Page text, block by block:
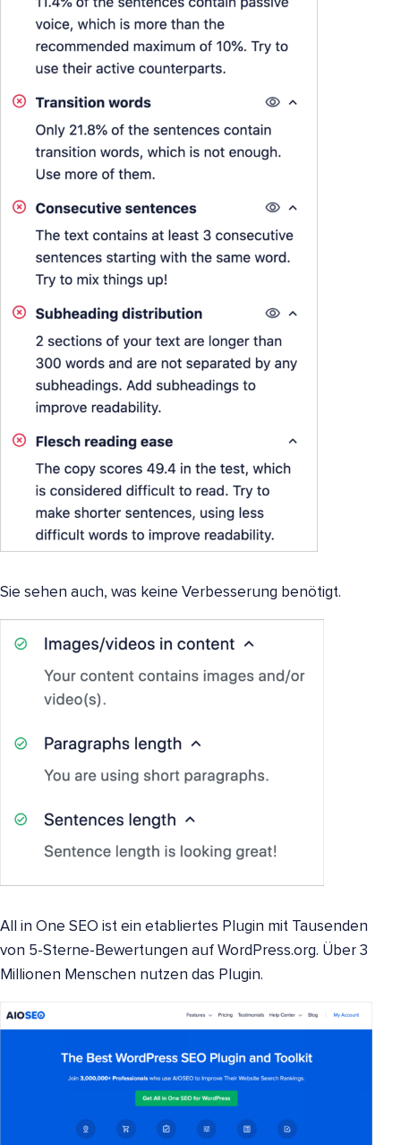
Sie sehen auch, was keine Verbesserung benötigt.
All in One SEO ist ein etabliertes Plugin mit Tausenden
von 5-Sterne-Bewertungen auf WordPress.org. Über 3
Millionen Menschen nutzen das Plugin.